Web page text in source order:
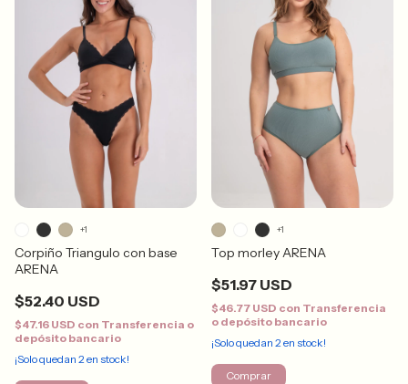
Corpiño Triangulo con base
ARENA
$52.40 USD
$47.16 USD con Transferencia o
depósito bancario
¡Solo quedan 2en stock!
+1
Top morley ARENA
$51.97 USD
$46.77 USD con Transferencia
o depósito bancario
¡Solo quedan 2en stock!
+1
Comprar